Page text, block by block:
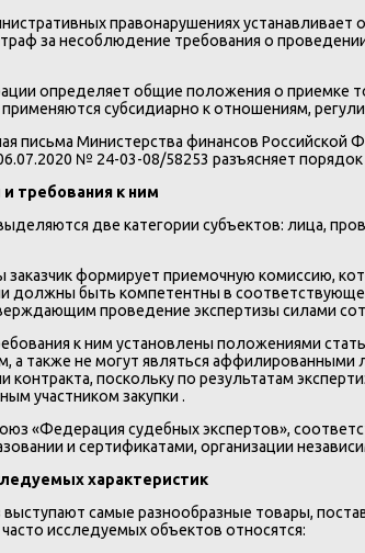
правонарушениях
за несоблюдение требования о
определяет общие положения о приемке
субсидиарно к отношениям,
письма Министерства финансов
№ 24-03-08/58253 разъясняет
требования к ним
две категории субъектов: лица,
заказчик формирует приемочную комиссию,
должны быть компетентны в
проведение экспертизы силами
к ним установлены положениями
а также не могут являться
поскольку по результатам
участником закупки .
«Федерация судебных экспертов»,
и сертификатами, организации
характеристик
самые разнообразные товары,
исследуемых объектов относятся: